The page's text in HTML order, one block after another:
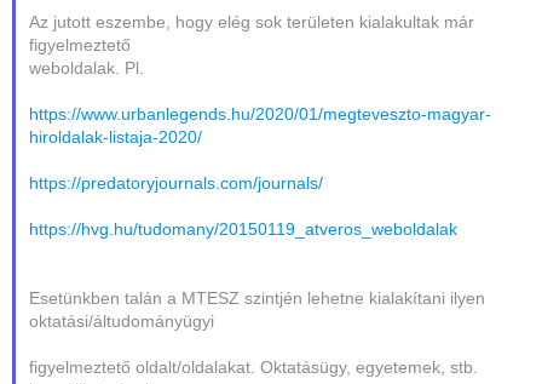
Az jutott eszembe, hogy elég sok területen kialakultak már
figyelmeztető
weboldalak. Pl.
https://www.urbanlegends.hu/2020/01/megteveszto-magyar-
hiroldalak-listaja-2020/
https://predatoryjournals.com/journals/
https://hvg.hu/tudomany/20150119_atveros_weboldalak
Esetünkben talán a MTESZ szintjén lehetne kialakítani ilyen
oktatási/áltudományügyi
figyelmeztető oldalt/oldalakat. Oktatásügy, egyetemek, stb.